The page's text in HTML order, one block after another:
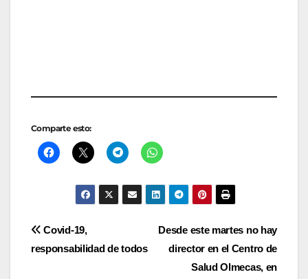
Navegación
de
entradas
Coatzintla
Covid-19,
responsabilidad de todos